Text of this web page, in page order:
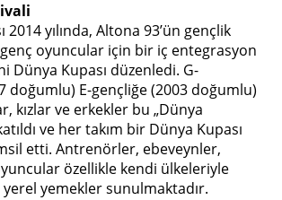
2014 yılında, Altona 93’ün gençlik
oyuncular için bir iç entegrasyon
Dünya Kupası düzenledi. G-
doğumlu) E-gençliğe (2003 doğumlu)
kızlar ve erkekler bu „Dünya
ve her takım bir Dünya Kupası
etti. Antrenörler, ebeveynler,
özellikle kendi ülkeleriyle
yemekler sunulmaktadır.